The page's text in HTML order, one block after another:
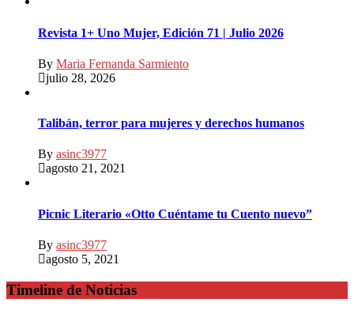
Revista 1+ Uno Mujer, Edición 71 | Julio 2026
By Maria Fernanda Sarmiento
julio 28, 2026
Talibán, terror para mujeres y derechos humanos
By asinc3977
agosto 21, 2021
Picnic Literario «Otto Cuéntame tu Cuento nuevo”
By asinc3977
agosto 5, 2021
Timeline de Noticias